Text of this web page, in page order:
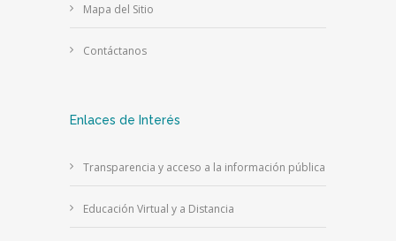
Mapa del Sitio
Contáctanos
Enlaces de Interés
Transparencia y acceso a la información pública
Educación Virtual y a Distancia